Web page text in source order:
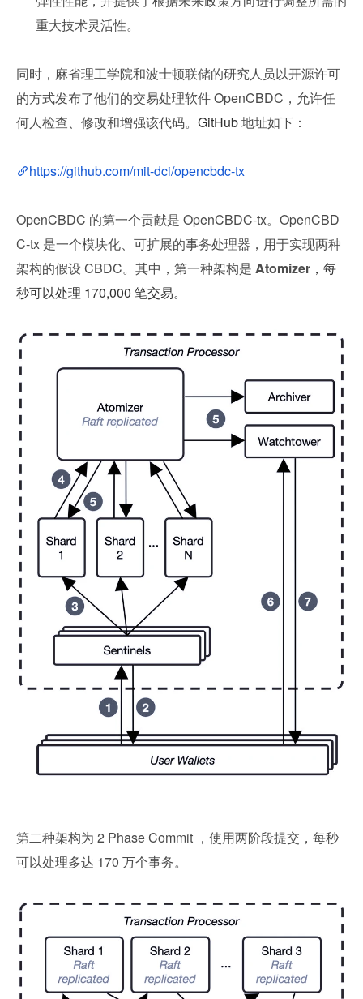
重大技术灵活性。
同时，麻省理工学院和波士顿联储的研究人员以开源许可
的方式发布了他们的交易处理软件 OpenCBDC，允许任
何人检查、修改和增强该代码。 GitHub 地址如下：
https://github.com/mit-dci/opencbdc-tx
OpenCBDC 的第一个贡献是 OpenCBDC-tx。OpenCBD
C-tx 是一个模块化、可扩展的事务处理器，用于实现两种
架构的假设 CBDC。其中，第一种架构是 Atomizer ，每
秒可以处理 170,000 笔交易。
第二种架构为 2 Phase Commit ，使用两阶段提交，每秒
可以处理多达 170 万个事务。